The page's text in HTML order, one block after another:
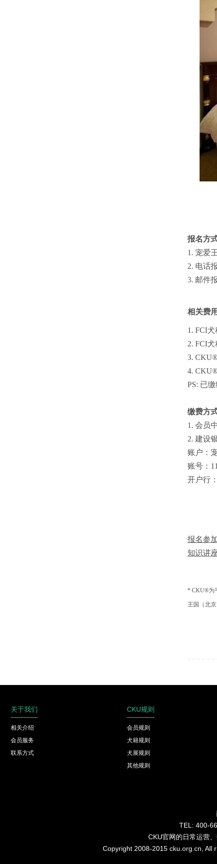
报名方
1. 宠爱
2. 电话
3. 邮件
相关费
1. FCI
2. FCI
3.
4.
PS: 已
缴费方
1. 会员
2. 建设
账户：
账号：
开户行
报名参
知识讲
* CKU®为
王国（北
关于我们
相关介绍
会员服务
联系方式
CKU规则
会员规则
犬籍规则
犬展规则
其他规则
TEL: 400-
CKU官网的日常运营
Copyright 2008-2015 cku.org.cn,